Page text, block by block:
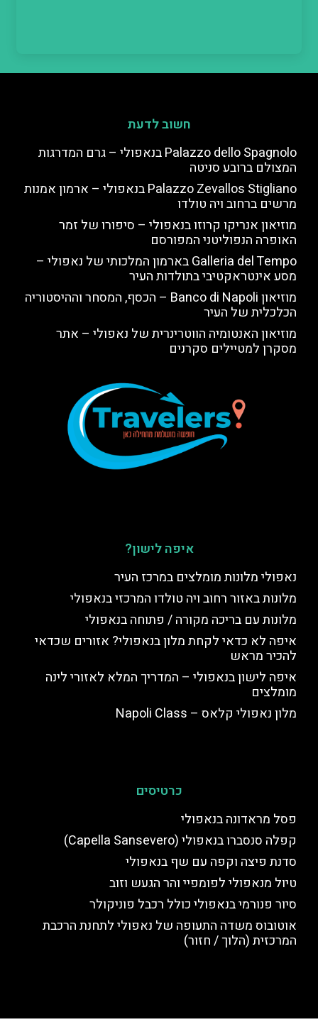
חשוב לדעת
Palazzo dello Spagnolo בנאפולי – גרם המדרגות
המצולם ברובע סניטה
Palazzo Zevallos Stigliano בנאפולי – ארמון אמנות
מרשים ברחוב ויה טולדו
מוזיאון אנריקו קרוזו בנאפולי – סיפורו של זמר
האופרה הנפוליטני המפורסם
Galleria del Tempo בארמון המלכותי של נאפולי –
מסע אינטראקטיבי בתולדות העיר
מוזיאון Banco di Napoli – הכסף, המסחר וההיסטוריה
הכלכלית של העיר
מוזיאון האנטומיה הווטרינרית של נאפולי – אתר
מסקרן למטיילים סקרנים
איפה לישון?
נאפולי מלונות מומלצים במרכז העיר
מלונות באזור רחוב ויה טולדו המרכזי בנאפולי
מלונות עם בריכה מקורה / פתוחה בנאפולי
איפה לא כדאי לקחת מלון בנאפולי? אזורים שכדאי
להכיר מראש
איפה לישון בנאפולי – המדריך המלא לאזורי לינה
מומלצים
מלון נאפולי קלאס – Napoli Class
כרטיסים
פסל מראדונה בנאפולי
קפלה סנסברו בנאפולי (Capella Sansevero)
סדנת פיצה וקפה עם שף בנאפולי
טיול מנאפולי לפומפיי והר הגעש וזוב
סיור פנורמי בנאפולי כולל רכבל פוניקולר
אוטובוס משדה התעופה של נאפולי לתחנת הרכבת
המרכזית (הלוך / חזור)